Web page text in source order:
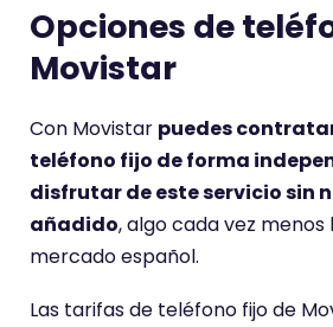
Opciones de
Movistar
Con Movistar puedes
teléfono fijo de forma
disfrutar de este servicio sin
añadido, algo cada vez
mercado español.
Las tarifas de teléfono fijo de